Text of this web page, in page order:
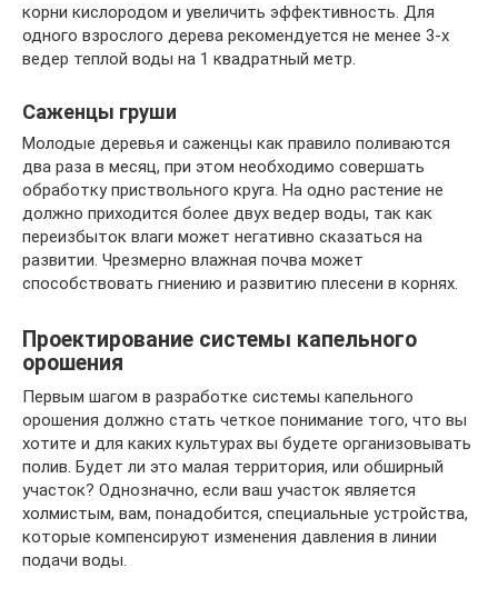
корни кислородом и увеличить эффективность. Для
одного взрослого дерева рекомендуется не менее 3-х
ведер теплой воды на 1 квадратный метр.
Саженцы груши
Молодые деревья и саженцы как правило поливаются
два раза в месяц, при этом необходимо совершать
обработку приствольного круга. На одно растение не
должно приходится более двух ведер воды, так как
переизбыток влаги может негативно сказаться на
развитии. Чрезмерно влажная почва может
способствовать гниению и развитию плесени в корнях.
Проектирование системы капельного
орошения
Первым шагом в разработке системы капельного
орошения должно стать четкое понимание того, что вы
хотите и для каких культурах вы будете организовывать
полив. Будет ли это малая территория, или обширный
участок? Однозначно, если ваш участок является
холмистым, вам, понадобится, специальные устройства,
которые компенсируют изменения давления в линии
подачи воды.